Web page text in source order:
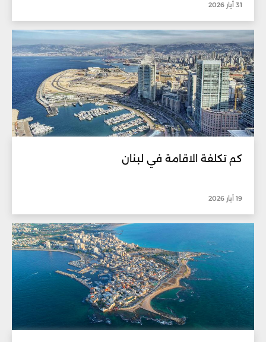
31 أيار 2026
كم تكلفة الاقامة في لبنان
19 أيار 2026